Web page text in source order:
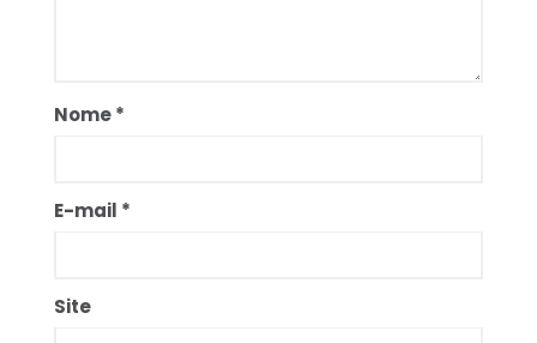
Nome*
E-mail *
Site